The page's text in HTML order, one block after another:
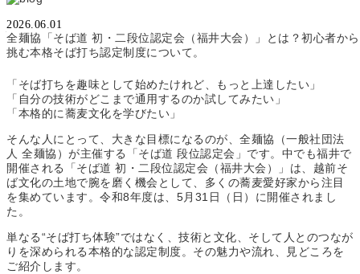
2026.06.01
全麺協「そば道 初・二段位認定会（福井大会）」とは？初心者から
挑む本格そば打ち認定制度について。
福井開催「そば道 初・二段位認定会」
全麺協の段位制度と参加の魅力とは？
「そば打ちを趣味として始めたけれど、もっと上達したい」
「自分の技術がどこまで通用するのか試してみたい」
「本格的に蕎麦文化を学びたい」
そんな人にとって、大きな目標になるのが、全麺協（一般社団法
人 全麺協）が主催する「そば道 段位認定会」です。中でも福井で
開催される「そば道 初・二段位認定会（福井大会）」は、越前そ
ば文化の土地で腕を磨く機会として、多くの蕎麦愛好家から注目
を集めています。令和8年度は、5月31日（日）に開催されまし
た。
単なる“そば打ち体験”ではなく、技術と文化、そして人とのつなが
りを深められる本格的な認定制度。その魅力や流れ、見どころを
ご紹介します。